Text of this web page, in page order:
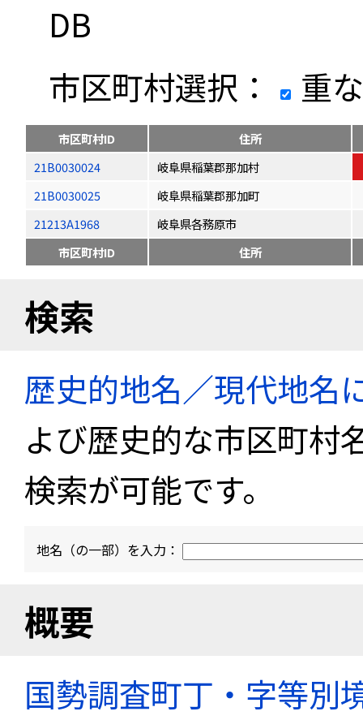
DB
市区町村選択：
重
市区町村ID
住所
21B0030024
岐阜県稲葉郡那加村
21B0030025
岐阜県稲葉郡那加町
21213A1968
岐阜県各務原市
市区町村ID
住所
検索
歴史的地名／現代地名
よび歴史的な市区町村
検索が可能です。
地名（の一部）を入力：
概要
国勢調査町丁・字等別